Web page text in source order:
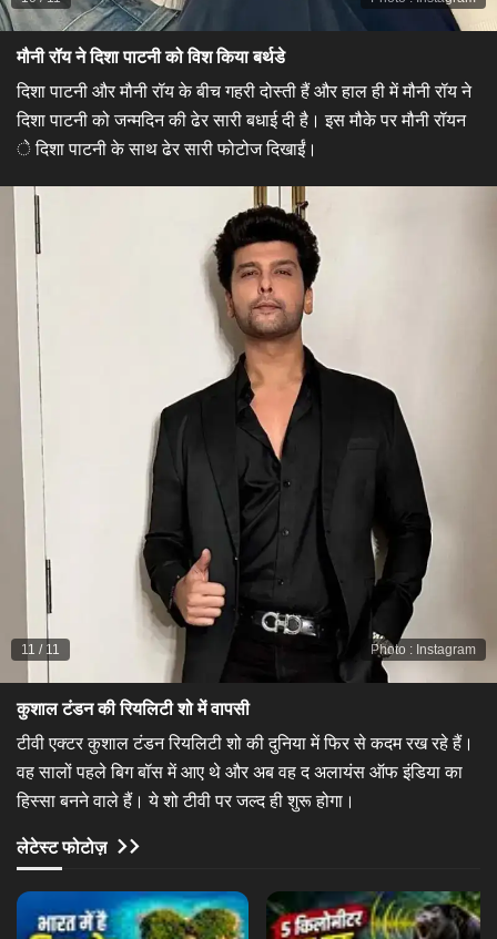
मौनी रॉय ने दिशा पाटनी को विश किया बर्थडे​
दिशा पाटनी और मौनी रॉय के बीच गहरी दोस्ती हैं और हाल ही में मौनी रॉय ने
दिशा पाटनी को जन्मदिन की ढेर सारी बधाई दी है। इस मौके पर मौनी रॉयन
े दिशा पाटनी के साथ ढेर सारी फोटोज दिखाईं।
Photo : Instagram
11 / 11
कुशाल टंडन की रियलिटी शो में वापसी​
टीवी एक्टर कुशाल टंडन रियलिटी शो की दुनिया में फिर से कदम रख रहे हैं।
वह सालों पहले बिग बॉस में आए थे और अब वह द अलायंस ऑफ इंडिया का
हिस्सा बनने वाले हैं। ये शो टीवी पर जल्द ही शुरू होगा।
लेटेस्ट फोटोज़